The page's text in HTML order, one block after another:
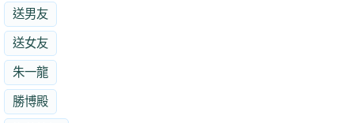
送男友
送女友
朱一龍
勝博殿